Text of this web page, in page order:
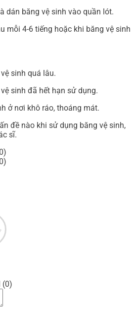
dán băng vệ sinh vào quần lót.
mỗi 4-6 tiếng hoặc khi băng vệ sinh
sinh quá lâu.
sinh đã hết hạn sử dụng.
ở nơi khô ráo, thoáng mát.
đề nào khi sử dụng băng vệ sinh,
sĩ.
(0)